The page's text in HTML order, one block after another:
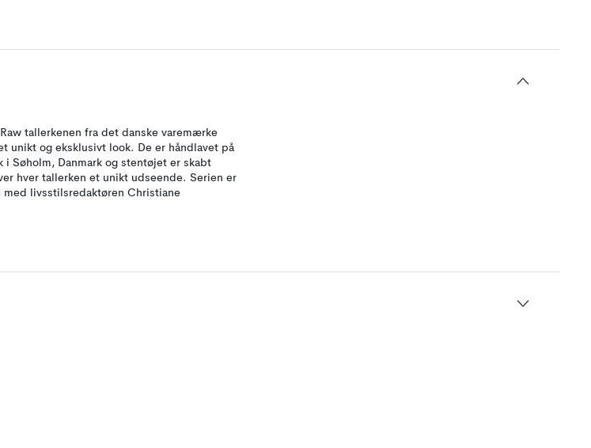
tallerkenen fra det danske varemærke
unikt og eksklusivt look. De er håndlavet på
i Søholm, Danmark og stentøjet er skabt
hver tallerken et unikt udseende. Serien er
livsstilsredaktøren Christiane